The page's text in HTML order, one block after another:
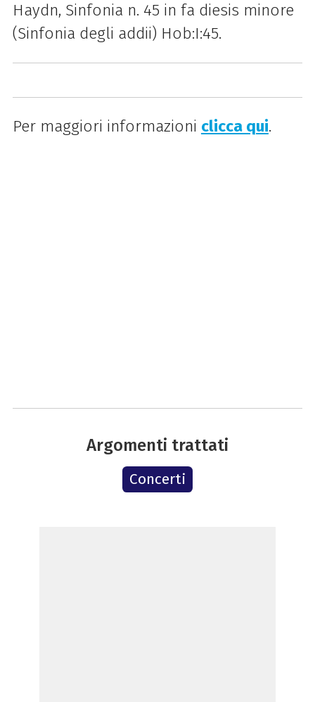
Haydn, Sinfonia n. 45 in fa diesis minore
(Sinfonia degli addii) Hob:I:45.
Per maggiori informazioni clicca qui.
Argomenti trattati
Concerti